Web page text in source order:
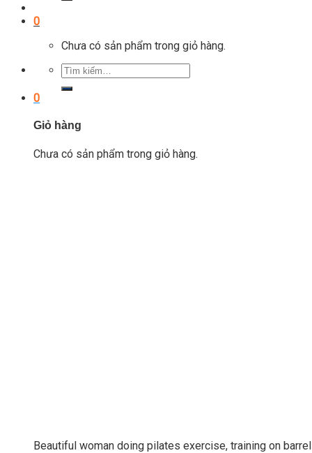
0
Chưa có sản phẩm trong giỏ hàng.
Tìm
kiếm:
0
Giỏ hàng
Chưa có sản phẩm trong giỏ hàng.
Beautiful woman doing pilates exercise, training on